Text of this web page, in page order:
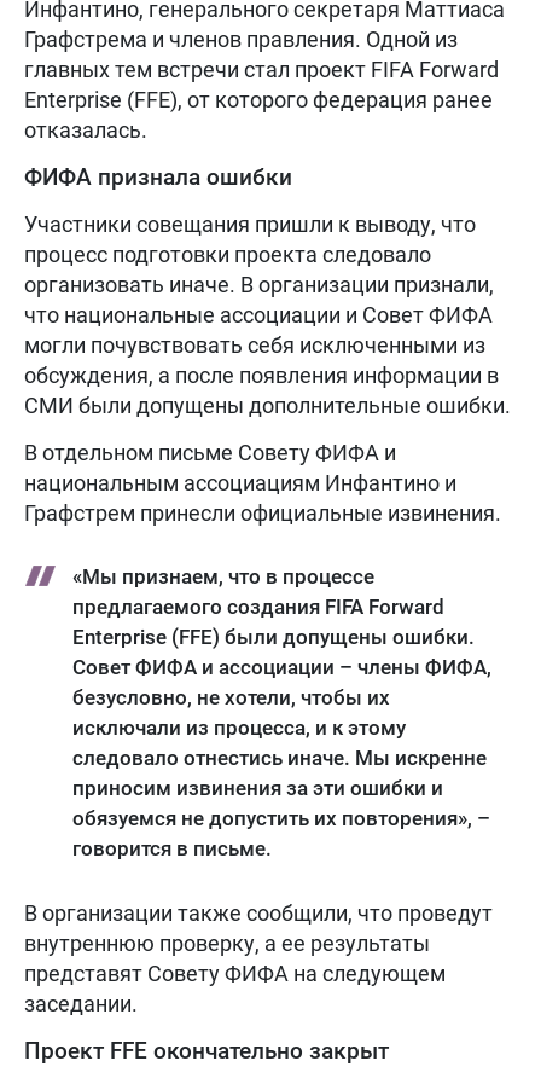
Инфантино, генерального секретаря Маттиаса
Графстрема и членов правления. Одной из
главных тем встречи стал проект FIFA Forward
Enterprise (FFE), от которого федерация ранее
отказалась.
ФИФА признала ошибки
Участники совещания пришли к выводу, что
процесс подготовки проекта следовало
организовать иначе. В организации признали,
что национальные ассоциации и Совет ФИФА
могли почувствовать себя исключенными из
обсуждения, а после появления информации в
СМИ были допущены дополнительные ошибки.
В отдельном письме Совету ФИФА и
национальным ассоциациям Инфантино и
Графстрем принесли официальные извинения.
«Мы признаем, что в процессе
предлагаемого создания FIFA Forward
Enterprise (FFE) были допущены ошибки.
Совет ФИФА и ассоциации – члены ФИФА,
безусловно, не хотели, чтобы их
исключали из процесса, и к этому
следовало отнестись иначе. Мы искренне
приносим извинения за эти ошибки и
обязуемся не допустить их повторения», –
говорится в письме.
В организации также сообщили, что проведут
внутреннюю проверку, а ее результаты
представят Совету ФИФА на следующем
заседании.
Проект FFE окончательно закрыт